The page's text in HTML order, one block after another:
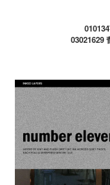
03021629